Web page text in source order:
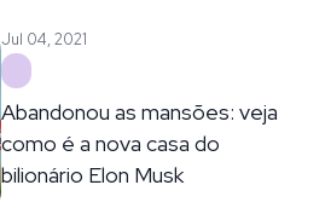
Jul 04, 2021
Abandonou as mansões: veja
como é a nova casa do
bilionário Elon Musk